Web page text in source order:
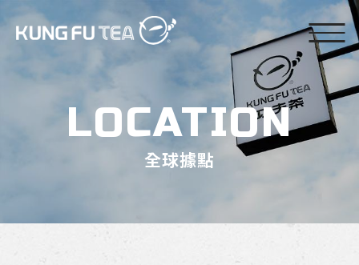
LOCATION
全球據點